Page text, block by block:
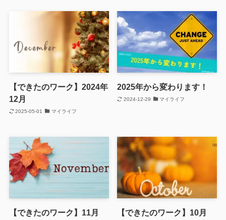
【できたのワーク】2024年
12月
2025-05-01 マイライフ
2025年から変わります！
2024-12-29 マイライフ
【できたのワーク】11月 【できたのワーク】10月